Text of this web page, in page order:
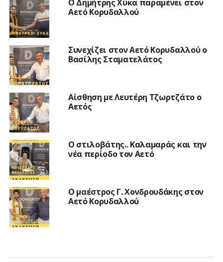
O Δημήτρης Χύκα παραμένει στον
Αετό Κορυδαλλού
Συνεχίζει στον Αετό Κορυδαλλού ο
Βασίλης Σταματελάτος
Αίσθηση με Λευτέρη Τζωρτζάτο ο
Αετός
Ο στιλοβάτης.. Καλαμαράς και την
νέα περίοδο τον Αετό
Ο μαέστρος Γ. Χονδρουδάκης στον
Αετό Κορυδαλλού